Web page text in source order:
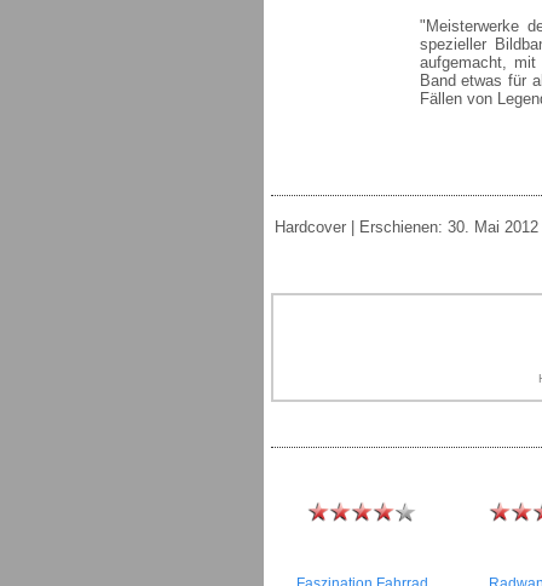
"Meisterwerke
spezieller
aufgemacht, mit
Band etwas für
Fällen von
Hardcover | Erschienen: 30. Mai